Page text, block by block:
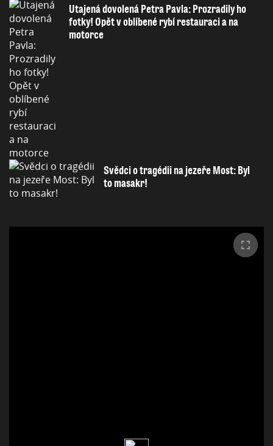
Utajená dovolená Petra Pavla: Prozradily ho
fotky! Opět v oblíbené rybí restauraci a na
motorce
Svědci o tragédii na jezeře Most: Byl
to masakr!